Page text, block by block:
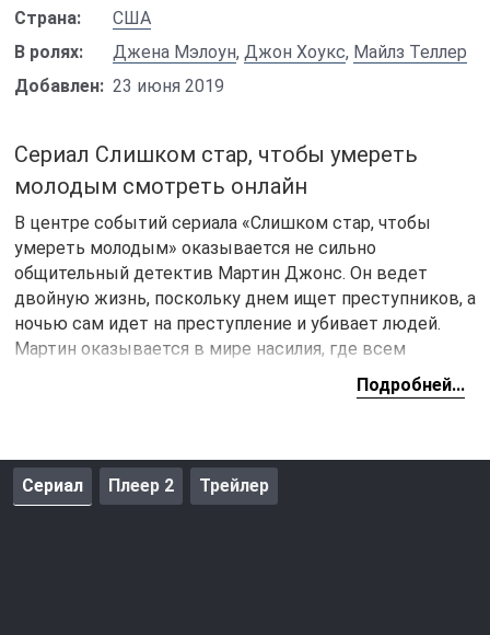
Страна:
США
В ролях:
Джена Мэлоун, Джон Хоукс, Майлз Теллер
Добавлен: 23 июня 2019
Сериал Слишком стар, чтобы умереть
молодым смотреть онлайн
В центре событий сериала «Слишком стар, чтобы
умереть молодым» оказывается не сильно
общительный детектив Мартин Джонс. Он ведет
двойную жизнь, поскольку днем ищет преступников, а
ночью сам идет на преступление и убивает людей.
Мартин оказывается в мире насилия, где всем
заправляет мафия и мексиканские картели. В итоге
главный герой ошибочно убивает одно из гангстеров и
Подробней...
Сериал Плеер 2 Трейлер